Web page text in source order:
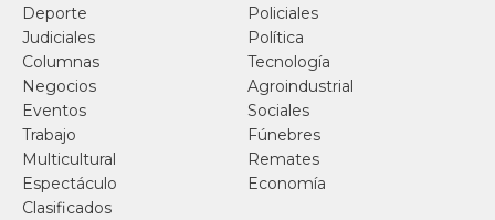
Deporte
Policiales
Judiciales
Política
Columnas
Tecnología
Negocios
Agroindustrial
Eventos
Sociales
Trabajo
Fúnebres
Multicultural
Remates
Espectáculo
Economía
Clasificados